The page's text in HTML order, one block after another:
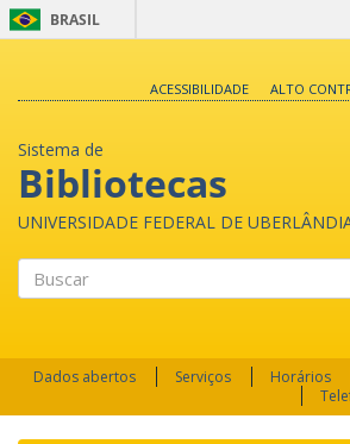
BRASIL
ACESSIBILIDADE
ALTO
Sistema de
Bibliotecas
UNIVERSIDADE FEDERAL DE
Dados abertos Serviços Horários